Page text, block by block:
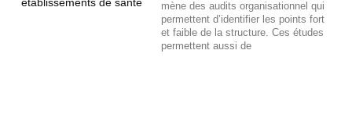
mène des audits organisationnel qui
permettent d’identifier les points fort
et faible de la structure. Ces études
permettent aussi de